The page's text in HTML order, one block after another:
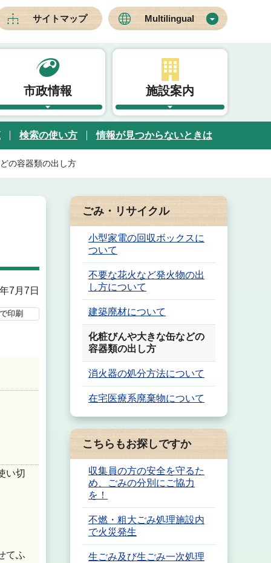
サイトマップ Multilingual
市政情報 施設案内
検索の使い方 情報が見つからないときは
の容器類の出し方
7月7日
印刷
い切
てふ
ごみ・リサイクル
小型家電の回収ボックスに
ついて
不要な花火など発火物の出
し方について
建築廃材について
化粧びんや大きな缶などの
容器類の出し方
消火器の処分方法について
在宅医療系廃棄物について
こちらもお探しですか
収集員の方の安全を守るた
め、ごみの分別にご協力
を！
不燃・粗大ごみ処理施設内
で火災発生
生ごみ及び生ごみ一次処理